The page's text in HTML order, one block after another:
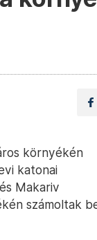
környékén
katonai
Makariv
számoltak